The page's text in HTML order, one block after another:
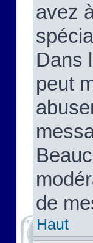
avez
Dans
peut
de
Haut